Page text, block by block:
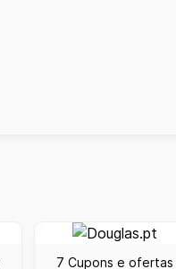
7 Cupons e ofertas